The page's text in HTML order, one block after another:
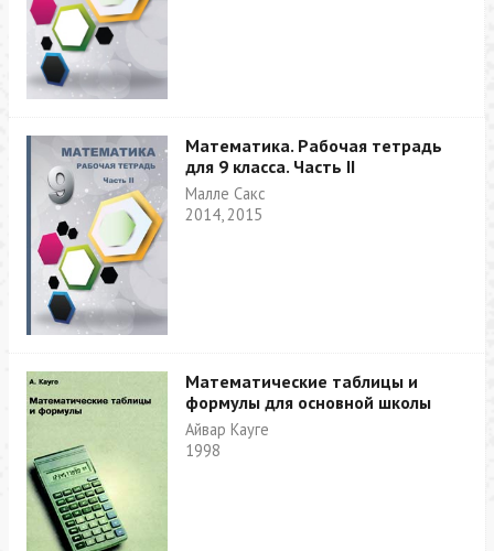
Математика. Рабочая тетрадь
для 9 класса. Часть II
Малле Сакс
2014, 2015
Математические таблицы и
формулы для основной школы
Айвар Кауге
1998